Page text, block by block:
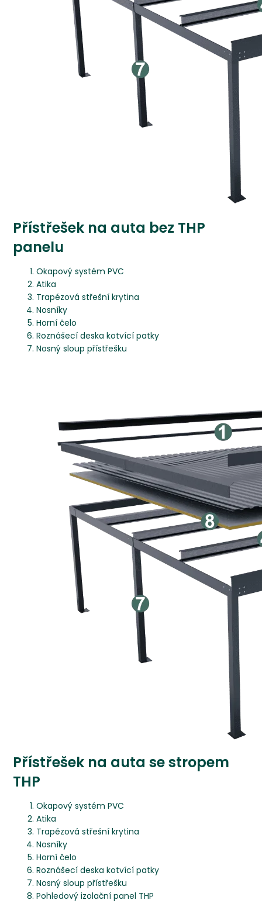
Přístřešek na auta bez THP
panelu
Okapový systém PVC
Atika
Trapézová střešní krytina
Nosníky
Horní čelo
Roznášecí deska kotvící patky
Nosný sloup přístřešku
Přístřešek na auta se stropem
THP
Okapový systém PVC
Atika
Trapézová střešní krytina
Nosníky
Horní čelo
Roznášecí deska kotvící patky
Nosný sloup přístřešku
Pohledový izolační panel THP